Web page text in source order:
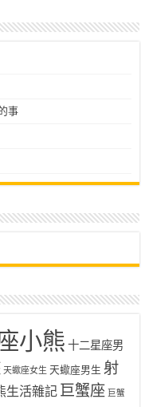
事
小熊 十二星座男
天蠍座女生 天蠍座男生 射
生活雜記 巨蟹座 巨蟹